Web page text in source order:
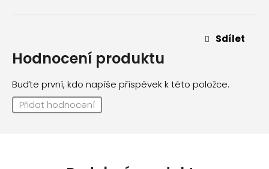
Sdílet
Hodnocení produktu
Buďte první, kdo napíše příspěvek k této položce.
Přidat hodnocení